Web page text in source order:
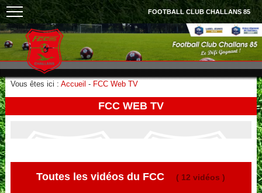
FOOTBALL CLUB CHALLANS 85
Vous êtes ici : Accueil - FCC Web TV
FCC WEB TV
Toutes les vidéos du FCC ( 12 vidéos )